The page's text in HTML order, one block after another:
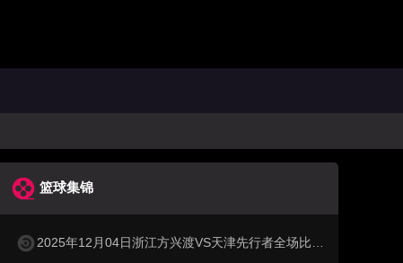
篮球集锦
2025年12月04日浙江方兴渡VS天津先行者全场比赛集锦